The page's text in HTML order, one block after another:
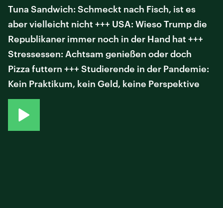
Tuna Sandwich: Schmeckt nach Fisch, ist es
aber vielleicht nicht +++ USA: Wieso Trump die
Republikaner immer noch in der Hand hat +++
Stressessen: Achtsam genießen oder doch
Pizza futtern +++ Studierende in der Pandemie:
Kein Praktikum, kein Geld, keine Perspektive